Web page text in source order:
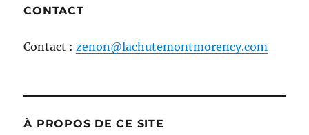
CONTACT
Contact : zenon@lachutemontmorency.com
À PROPOS DE CE SITE